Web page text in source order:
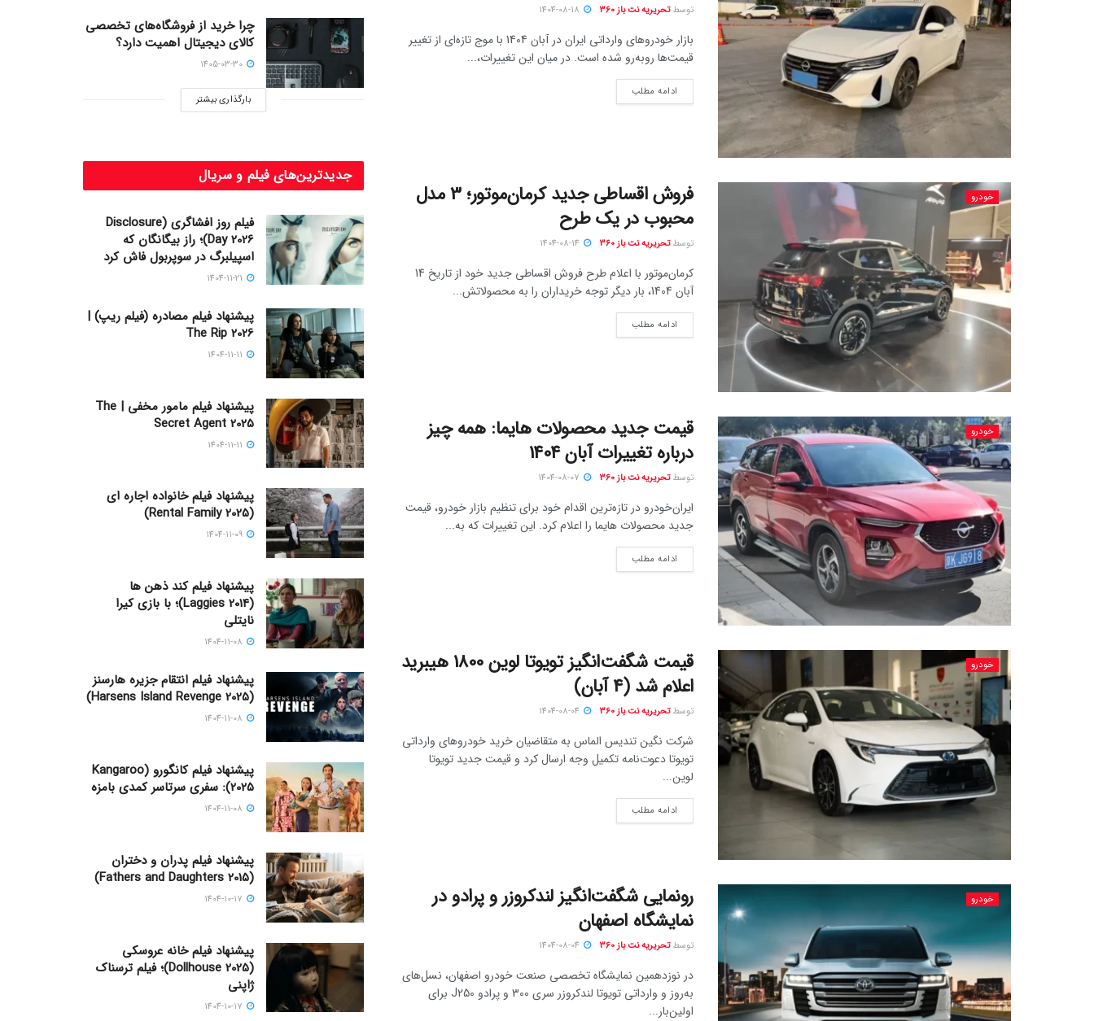
توسط تحریریه نت باز 360
بازار خودروهای وارداتی ایران در آبان 1404 با موج تازه‌ای از تغییر
قیمت‌ها روبه‌رو شده است. در میان این تغییرات،...
ادامه مطلب
خودرو
فروش اقساطی جدید کرمان‌موتور؛ 3 مدل
محبوب در یک طرح
توسط تحریریه نت باز 360
کرمان‌موتور با اعلام طرح فروش اقساطی جدید خود از تاریخ 14
آبان 1404، بار دیگر توجه خریداران را به محصولاتش...
ادامه مطلب
خودرو
قیمت جدید محصولات هایما: همه چیز
درباره تغییرات آبان 1404
توسط تحریریه نت باز 360
ایران‌خودرو در تازه‌ترین اقدام خود برای تنظیم بازار خودرو، قیمت
جدید محصولات هایما را اعلام کرد. این تغییرات که به...
ادامه مطلب
خودرو
قیمت شگفت‌انگیز تویوتا لوین 1800 هیبرید
اعلام شد (4 آبان)
توسط تحریریه نت باز 360
شرکت نگین تندیس الماس به متقاضیان خرید خودروهای وارداتی
تویوتا دعوت‌نامه تکمیل وجه ارسال کرد و قیمت جدید تویوتا
لوین...
ادامه مطلب
خودرو
رونمایی شگفت‌انگیز لندکروزر و پرادو در
نمایشگاه اصفهان
توسط تحریریه نت باز 360
در نوزدهمین نمایشگاه تخصصی صنعت خودرو اصفهان، نسل‌های
به‌روز و وارداتی تویوتا لندکروزر سری 300 و پرادو J250 برای
اولین‌بار...
چرا خرید از فروشگاه‌های تخصصی
کالای دیجیتال اهمیت دارد؟
بارگذاری بیشتر
جدیدترین‌های فیلم و سریال
فیلم روز افشاگری (Disclosure
Day 2026)؛ راز بیگانگان که
اسپیلبرگ در سوپربول فاش کرد
پیشنهاد فیلم مصادره (فیلم ریپ) |
The Rip 2026
پیشنهاد فیلم مامور مخفی | The
Secret Agent 2025
پیشنهاد فیلم خانواده اجاره‌ ای
(Rental Family 2025)
پیشنهاد فیلم کند ذهن ها
(Laggies 2014)؛ با بازی کیرا
نایتلی
پیشنهاد فیلم انتقام جزیره هارسنز
(Harsens Island Revenge 2025)
پیشنهاد فیلم کانگورو (Kangaroo
2025): سفری سرتاسر کمدی بامزه
پیشنهاد فیلم پدران و دختران
(Fathers and Daughters 2015)
پیشنهاد فیلم خانه عروسکی
(Dollhouse 2025)؛ فیلم ترسناک
ژاپنی